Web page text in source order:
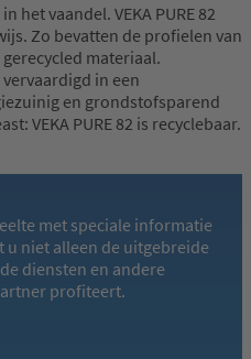
het vaandel. VEKA PURE 82
Zo bevatten de profielen van
materiaal.
in een
en grondstofsparend
VEKA PURE 82 is recyclebaar.
met speciale informatie
niet alleen de uitgebreide
diensten en andere
profiteert.